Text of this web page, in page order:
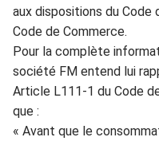
aux dispositions du Code
Code de Commerce.
Pour la complète
société FM entend lui
Article L111-1 du Code
que :
« Avant que le